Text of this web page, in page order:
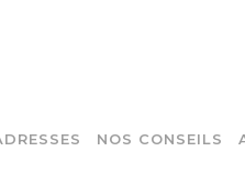
NOS CONSEILS